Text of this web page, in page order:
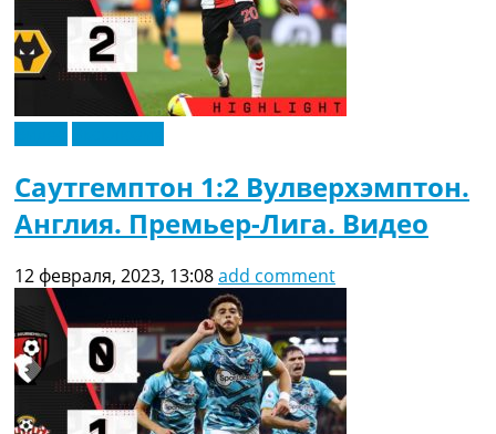
Саутгемптон 1:2 Вулверхэмптон.
Англия. Премьер-Лига. Видео
12 февраля, 2023, 13:08add comment